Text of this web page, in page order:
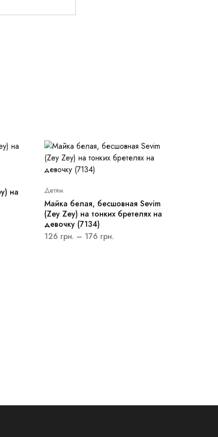
на
Детям
Майка белая, бесшовная Sevim
(Zey Zey) на тонких бретелях на
девочку (7134)
126 грн. – 176 грн.